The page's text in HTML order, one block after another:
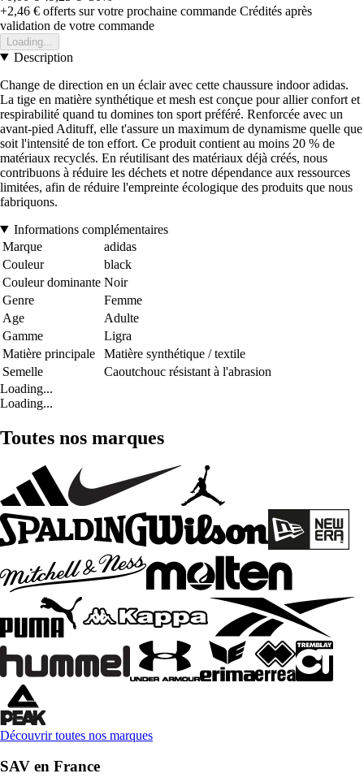
+2,46 € offerts sur votre prochaine commande Crédités après
validation de votre commande
Loading...
Description
Change de direction en un éclair avec cette chaussure indoor adidas.
La tige en matière synthétique et mesh est conçue pour allier confort et
respirabilité quand tu domines ton sport préféré. Renforcée avec un
avant-pied Adituff, elle t'assure un maximum de dynamisme quelle que
soit l'intensité de ton effort. Ce produit contient au moins 20 % de
matériaux recyclés. En réutilisant des matériaux déjà créés, nous
contribuons à réduire les déchets et notre dépendance aux ressources
limitées, afin de réduire l'empreinte écologique des produits que nous
fabriquons.
Informations complémentaires
Marque
adidas
Couleur
black
Couleur dominante Noir
Genre
Femme
Age
Adulte
Gamme
Ligra
Matière principale
Matière synthétique / textile
Semelle
Caoutchouc résistant à l'abrasion
Loading...
Loading...
Toutes nos marques
Découvrir toutes nos marques
SAV en France